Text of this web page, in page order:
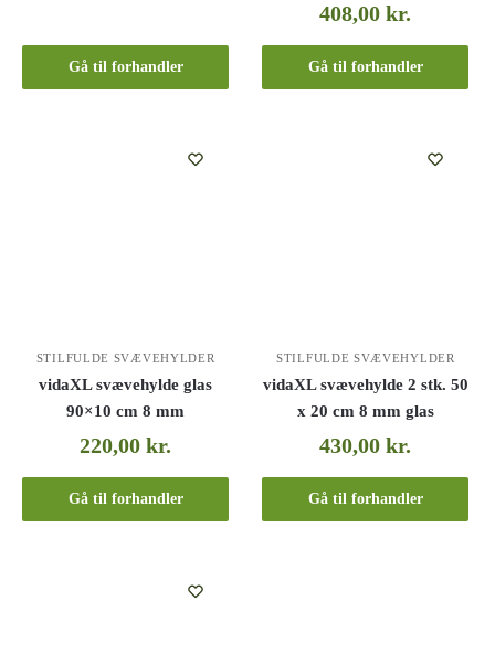
Gå til forhandler
408,00kr.
Gå til forhandler
STILFULDE SVÆVEHYLDER
vidaXL svævehylde glas
90×10 cm 8 mm
220,00kr.
Gå til forhandler
STILFULDE SVÆVEHYLDER
vidaXL svævehylde 2 stk. 50
x 20 cm 8 mm glas
430,00kr.
Gå til forhandler